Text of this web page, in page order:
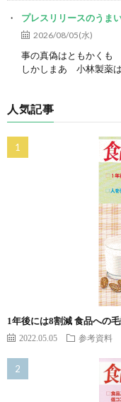
プレスリリースのうま
2026/08/05(水)
事の真偽はともかくも
しかしまあ 小林製薬
人気記事
1年後には8割減 食品への
2022.05.05 参考資料